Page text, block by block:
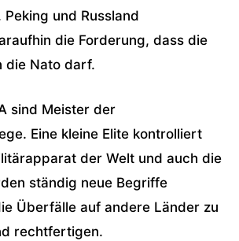
und Russland
die Forderung, dass die
die Nato darf.
sind Meister der
Eine kleine Elite kontrolliert
der Welt und auch die
ständig neue Begriffe
Überfälle auf andere Länder zu
rechtfertigen.